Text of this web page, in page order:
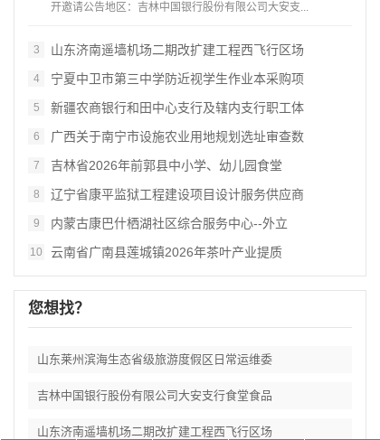
开邀请公告地区：吉林中国银行股份有限公司大安支...
3 山东济南遥墙机场二期改扩建工程西飞行区场
4 宁夏中卫市第三中学防近视学生作业本采购项
5 新疆农商银行和田中心支行及辖内支行职工体
6 广西关于南宁市设施农业用地规划选址审查数
7 吉林省2026年前郭县中小学、幼儿园食堂
8 辽宁省康平监狱工程建设项目设计服务供应商
9 内蒙古康巴什栖湖社区综合服务中心--外立
10 云南省广南县莲城镇2026年茶叶产业提质
您想找？
山东莱州滨海生态省级旅游度假区日常运维委
吉林中国银行股份有限公司大安支行食堂食品
山东济南遥墙机场二期改扩建工程西飞行区场